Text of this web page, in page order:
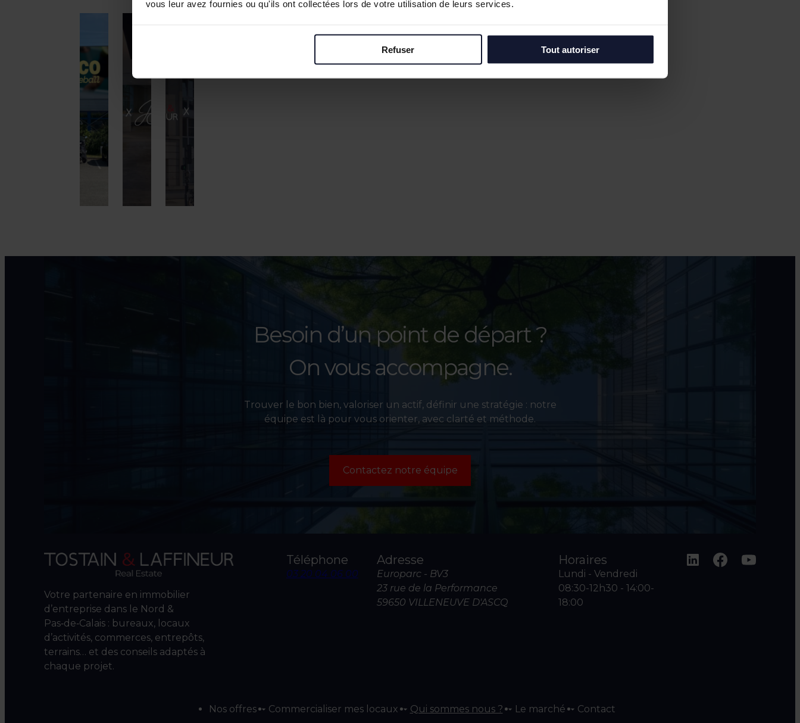
vous leur avez fournies ou qu'ils ont collectées lors de votre utilisation de leurs services.
Refuser Tout autoriser
Besoin d’un point de départ ?
On vous accompagne.
Trouver le bon bien, valoriser un actif, définir une stratégie : notre
équipe est là pour vous orienter, avec clarté et méthode.
Contactez notre équipe
Votre partenaire en immobilier
d’entreprise dans le Nord &
Pas‑de‑Calais : bureaux, locaux
d’activités, commerces, entrepôts,
terrains… et des conseils adaptés à
chaque projet.
Téléphone
03 20 04 06 00
Adresse
Europarc - BV3
23 rue de la Performance
59650 VILLENEUVE D'ASCQ
Horaires
Lundi - Vendredi
08:30-12h30 - 14:00-
18:00
Nos offres Commercialiser mes locaux Qui sommes nous ? Le marché Contact